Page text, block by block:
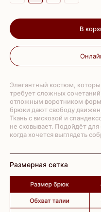
В
Элегантный костюм,
требует сложных
отложным воротником
брюки дают свободу
Ткань с вискозой и
не сковывает. Подойдёт
когда хочется выглядеть
Размерная сетка